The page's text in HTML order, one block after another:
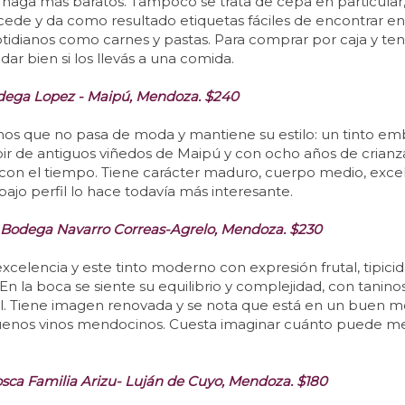
y da como resultado etiquetas fáciles de encontrar
como carnes y pastas. Para comprar por caja y
bien si los llevás a una comida.
Lopez - Maipú, Mendoza. $240
que no pasa de moda y mantiene su estilo: un tinto
de antiguos viñedos de Maipú y con ocho años de
el tiempo. Tiene carácter maduro, cuerpo medio,
perfil lo hace todavía más interesante.
Navarro Correas-Agrelo, Mendoza. $230
y este tinto moderno con expresión frutal,
la boca se siente su equilibrio y complejidad, con
Tiene imagen renovada y se nota que está en un buen
vinos mendocinos. Cuesta imaginar cuánto puede
Familia Arizu- Luján de Cuyo, Mendoza. $180